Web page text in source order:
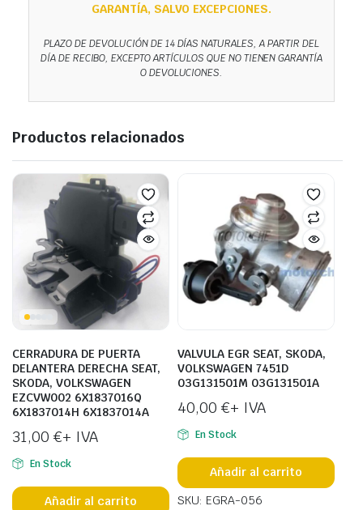
GARANTÍA, SALVO EXCEPCIONES.
PLAZO DE DEVOLUCIÓN DE 14 DÍAS NATURALES, A PARTIR DEL
DÍA DE RECIBO, EXCEPTO ARTÍCULOS QUE NO TIENEN GARANTÍA
O DEVOLUCIONES.
Productos relacionados
CERRADURA DE PUERTA
DELANTERA DERECHA SEAT,
SKODA, VOLKSWAGEN
EZCVW002 6X1837016Q
6X1837014H 6X1837014A
31,00 €+ IVA
En Stock
Añadir al carrito
VALVULA EGR SEAT, SKODA,
VOLKSWAGEN 7451D
03G131501M 03G131501A
40,00 €+ IVA
En Stock
Añadir al carrito
SKU: EGRA-056